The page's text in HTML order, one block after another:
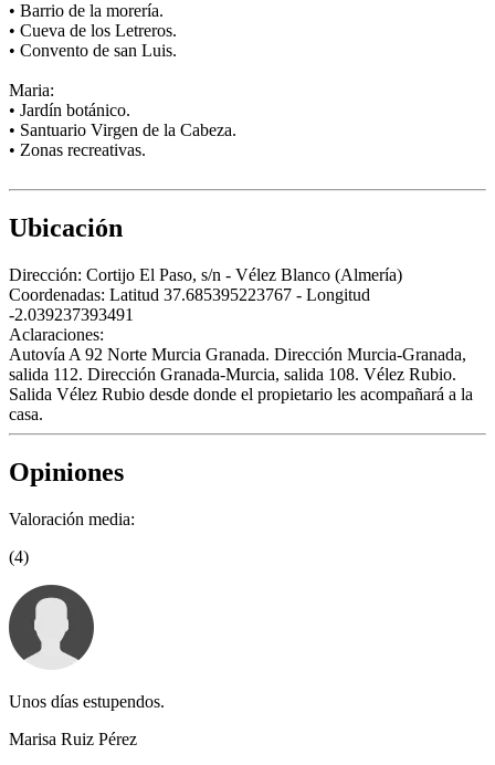
• Barrio de la morería.
• Cueva de los Letreros.
• Convento de san Luis.
Maria:
• Jardín botánico.
• Santuario Virgen de la Cabeza.
• Zonas recreativas.
Ubicación
Dirección: Cortijo El Paso, s/n - Vélez Blanco (Almería)
Coordenadas: Latitud 37.685395223767 - Longitud
-2.039237393491
Aclaraciones:
Autovía A 92 Norte Murcia Granada. Dirección Murcia-Granada,
salida 112. Dirección Granada-Murcia, salida 108. Vélez Rubio.
Salida Vélez Rubio desde donde el propietario les acompañará a la
casa.
Opiniones
Valoración media:
(4)
Unos días estupendos.
Marisa Ruiz Pérez